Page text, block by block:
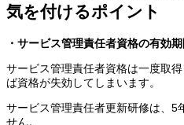
気を付けるポイント
・サービス管理責任者資格の有効
サービス管理責任者資格は一度取
ば資格が失効してしまいます。
サービス管理責任者更新研修は、5
せん。